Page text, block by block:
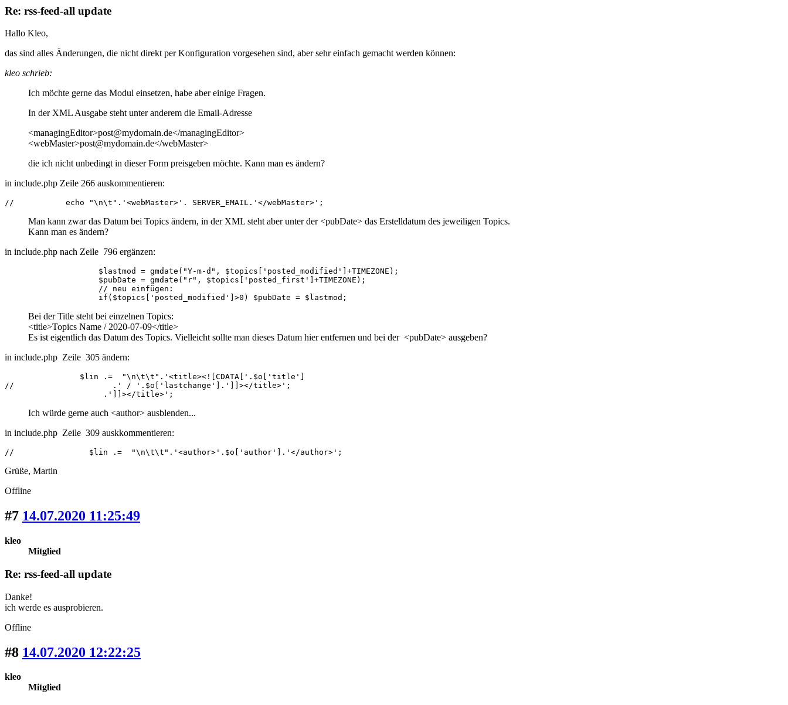
Re: rss-feed-all update
Hallo Kleo,
das sind alles Änderungen, die nicht direkt per Konfiguration vorgesehen sind, aber sehr einfach gemacht werden können:
kleo schrieb:
Ich möchte gerne das Modul einsetzen, habe aber einige Fragen.
In der XML Ausgabe steht unter anderem die Email-Adresse
<managingEditor>post@mydomain.de</managingEditor>
<webMaster>post@mydomain.de</webMaster>
die ich nicht unbedingt in dieser Form preisgeben möchte. Kann man es ändern?
in include.php Zeile 266 auskommentieren:
//           echo "\n\t".'<webMaster>'. SERVER_EMAIL.'</webMaster>';
Man kann zwar das Datum bei Topics ändern, in der XML steht aber unter der <pubDate> das Erstelldatum des jeweiligen Topics.
Kann man es ändern?
in include.php nach Zeile 796 ergänzen:
                    $lastmod = gmdate("Y-m-d", $topics['posted_modified']+TIMEZONE);
                    $pubDate = gmdate("r", $topics['posted_first']+TIMEZONE);
                    // neu einfügen:
                    if($topics['posted_modified']>0) $pubDate = $lastmod;
Bei der Title steht bei einzelnen Topics:
<title>Topics Name / 2020-07-09</title>
Es ist eigentlich das Datum des Topics. Vielleicht sollte man dieses Datum hier entfernen und bei der <pubDate> ausgeben?
in include.php Zeile 305 ändern:
                $lin .=  "\n\t\t".'<title><![CDATA['.$o['title']
//                     .' / '.$o['lastchange'].']]></title>';
                     .']]></title>';
Ich würde gerne auch <author> ausblenden...
in include.php Zeile 309 auskkommentieren:
//                $lin .=  "\n\t\t".'<author>'.$o['author'].'</author>';
Grüße, Martin
Offline
#7 14.07.2020 11:25:49
kleo
Mitglied
Re: rss-feed-all update
Danke!
ich werde es ausprobieren.
Offline
#8 14.07.2020 12:22:25
kleo
Mitglied